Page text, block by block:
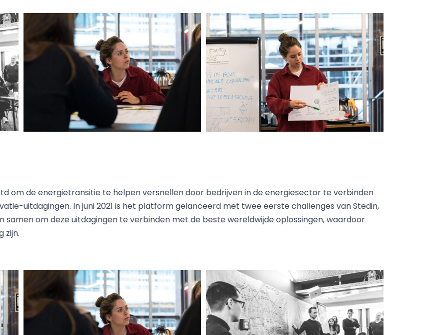
om de energietransitie te helpen versnellen door bedrijven in de energiesector te verbinden
uitdagingen. In juni 2021 is het platform gelanceerd met twee eerste challenges van Stedin,
samen om deze uitdagingen te verbinden met de beste wereldwijde oplossingen, waardoor
zijn.